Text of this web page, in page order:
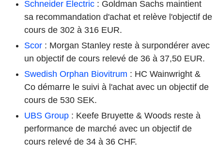
Schneider Electric : Goldman Sachs maintient
sa recommandation d'achat et relève l'objectif de
cours de 302 à 316 EUR.
Scor : Morgan Stanley reste à surpondérer avec
un objectif de cours relevé de 36 à 37,50 EUR.
Swedish Orphan Biovitrum : HC Wainwright &
Co démarre le suivi à l'achat avec un objectif de
cours de 530 SEK.
UBS Group : Keefe Bruyette & Woods reste à
performance de marché avec un objectif de
cours relevé de 34 à 36 CHF.